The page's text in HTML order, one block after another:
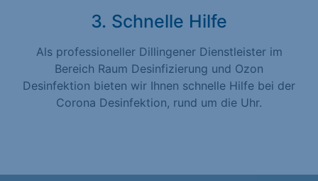
3. Schnelle Hilfe
Als professioneller Dillingener Dienstleister im
Bereich Raum Desinfizierung und Ozon
Desinfektion bieten wir Ihnen schnelle Hilfe bei der
Corona Desinfektion, rund um die Uhr.